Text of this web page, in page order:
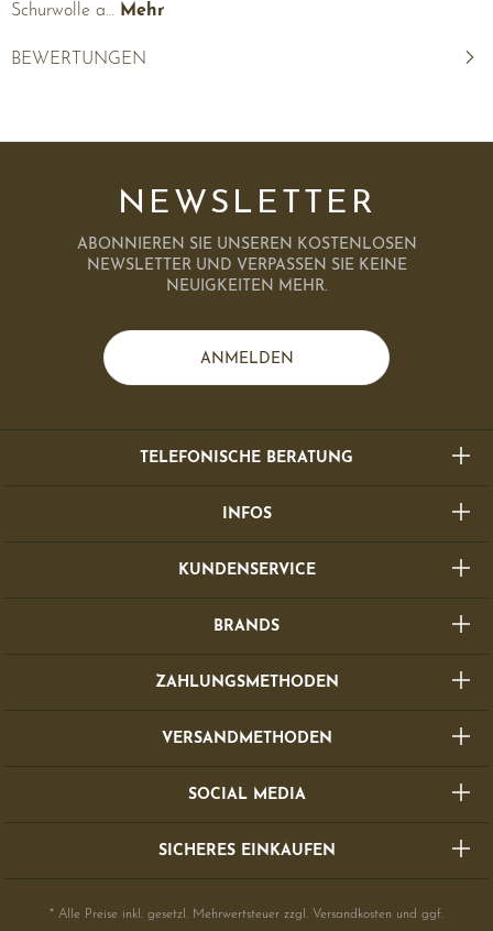
Schurwolle a… Mehr
BEWERTUNGEN
NEWSLETTER
ABONNIEREN SIE UNSEREN KOSTENLOSEN
NEWSLETTER UND VERPASSEN SIE KEINE
NEUIGKEITEN MEHR.
ANMELDEN
TELEFONISCHE BERATUNG
INFOS
KUNDENSERVICE
BRANDS
ZAHLUNGSMETHODEN
VERSANDMETHODEN
SOCIAL MEDIA
SICHERES EINKAUFEN
* Alle Preise inkl. gesetzl. Mehrwertsteuer zzgl. Versandkosten und ggf.